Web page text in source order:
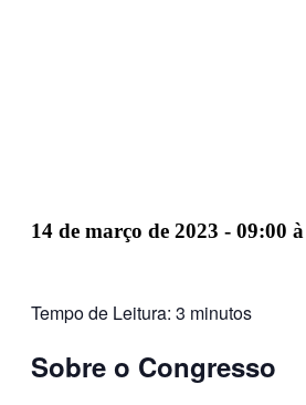
14 de março de 2023 - 09:00 à
Tempo de Leitura: 3 minutos
Sobre o Congresso